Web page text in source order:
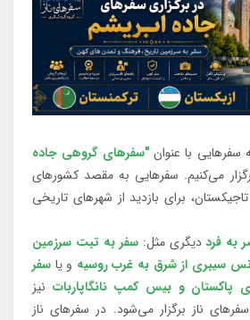
"سفرهای گروهی جاده
می‌کنیم. سفرهایی به مقصد کشورهای
برای بازدید از شهرهای تاریخی
به فرددیگری مثل:سفر به تبت سرزمین
سیبری از شرق به غرب روسیه و یا سفر
پاکستان و بیس کمپ نانگاپاربات نیز
ناز برگزار می‌شود. در سفرهای ناز